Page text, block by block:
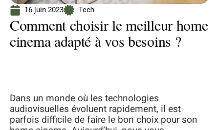
16 juin 2023 Tech
Comment choisir le meilleur home
cinema adapté à vos besoins ?
Dans un monde où les technologies
audiovisuelles évoluent rapidement, il est
parfois difficile de faire le bon choix pour son